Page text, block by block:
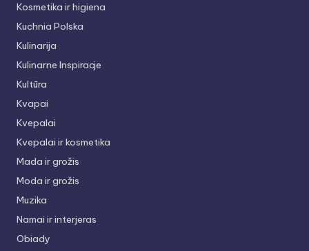
Kosmetika ir higiena
Kuchnia Polska
Kulinarija
Kulinarne Inspiracje
Kultūra
Kvapai
Kvepalai
Kvepalai ir kosmetika
Mada ir grožis
Moda ir grožis
Muzika
Namai ir interjeras
Obiady